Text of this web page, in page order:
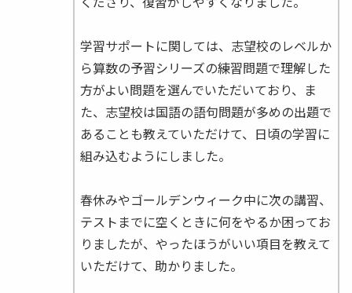
学習サポートに関しては、志望校のレベルか
ら算数の予習シリーズの練習問題で理解した
方がよい問題を選んでいただいており、ま
た、志望校は国語の語句問題が多めの出題で
あることも教えていただけて、日頃の学習に
組み込むようにしました。
春休みやゴールデンウィーク中に次の講習、
テストまでに空くときに何をやるか困ってお
りましたが、やったほうがいい項目を教えて
いただけて、助かりました。